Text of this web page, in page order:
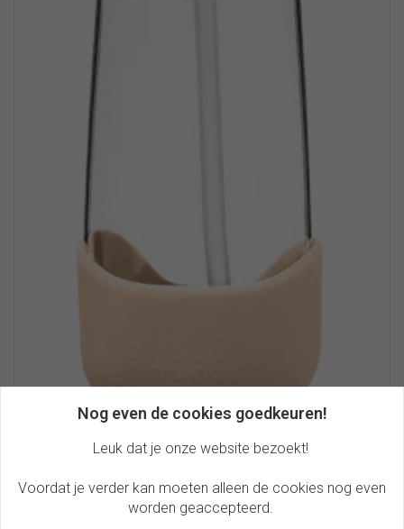
B.box Tritan drinkfles 600ml | Feeling
Nog even de cookies goedkeuren!
Leuk dat je onze website bezoekt!
Voordat je verder kan moeten alleen de cookies nog even
worden geaccepteerd.